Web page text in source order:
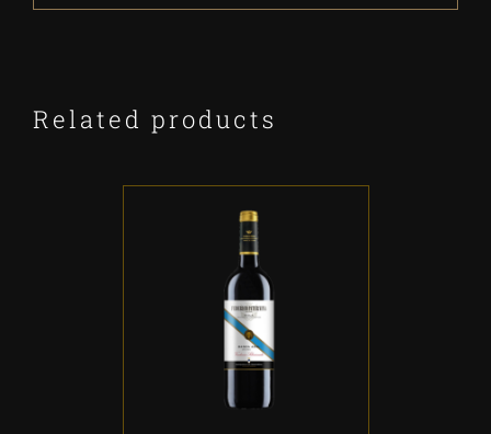
Related products
ADD TO CART /